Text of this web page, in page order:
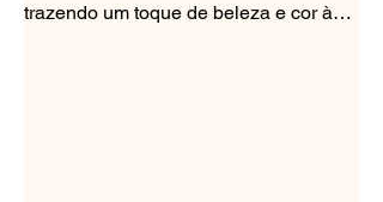
trazendo um toque de beleza e cor às